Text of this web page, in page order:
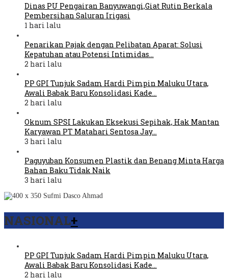
Dinas PU Pengairan Banyuwangi,Giat Rutin Berkala
Pembersihan Saluran Irigasi
1 hari lalu
Penarikan Pajak dengan Pelibatan Aparat: Solusi
Kepatuhan atau Potensi Intimidas…
2 hari lalu
PP GPI Tunjuk Sadam Hardi Pimpin Maluku Utara,
Awali Babak Baru Konsolidasi Kade…
2 hari lalu
Oknum SPSI Lakukan Eksekusi Sepihak, Hak Mantan
Karyawan PT Matahari Sentosa Jay…
3 hari lalu
Paguyuban Konsumen Plastik dan Benang Minta Harga
Bahan Baku Tidak Naik
3 hari lalu
NASIONAL+
PP GPI Tunjuk Sadam Hardi Pimpin Maluku Utara,
Awali Babak Baru Konsolidasi Kade…
2 hari lalu